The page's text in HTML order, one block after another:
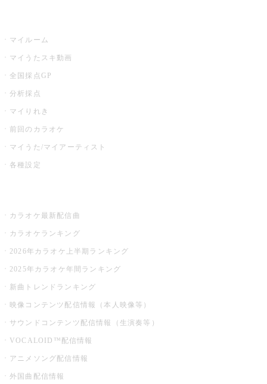
マイルーム
マイうたスキ動画
全国採点GP
分析採点
マイりれき
前回のカラオケ
マイうた/マイアーティスト
各種設定
カラオケ最新配信曲
カラオケランキング
2026年カラオケ上半期ランキング
2025年カラオケ年間ランキング
新曲トレンドランキング
映像コンテンツ配信情報（本人映像等）
サウンドコンテンツ配信情報（生演奏等）
VOCALOID™配信情報
アニメソング配信情報
外国曲配信情報